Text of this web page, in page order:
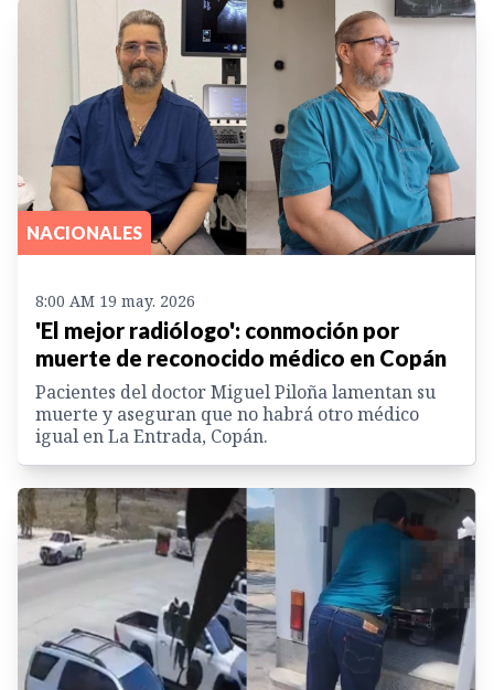
NACIONALES
8:00 AM 19 may. 2026
'El mejor radiólogo': conmoción por
muerte de reconocido médico en Copán
Pacientes del doctor Miguel Piloña lamentan su
muerte y aseguran que no habrá otro médico
igual en La Entrada, Copán.